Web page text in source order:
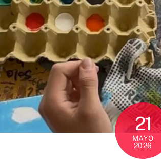
21
MAYO
2026